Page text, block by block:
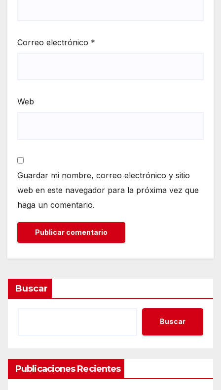
Correo electrónico *
Web
Guardar mi nombre, correo electrónico y sitio
web en este navegador para la próxima vez que
haga un comentario.
Buscar
Buscar
Publicaciones Recientes